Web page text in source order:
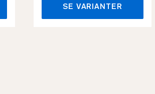
SE VARIANTER